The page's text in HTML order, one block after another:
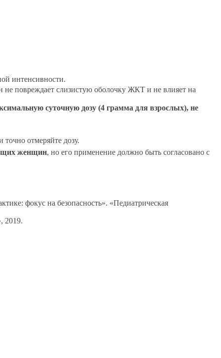
интенсивности.
повреждает слизистую оболочку ЖКТ и не влияет на
суточную дозу (4 грамма для взрослых), не
отмеряйте дозу.
женщин, но его применение должно быть согласовано с
фокус на безопасность». «Педиатрическая
2019.